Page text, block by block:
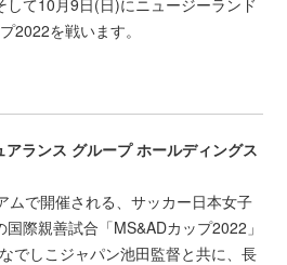
て10月9日(日)にニュージーランド
2022を戦います。
ランス グループ ホールディングス
ムで開催される、サッカー日本女子
際親善試合「MS&ADカップ2022」
でしこジャパン池田監督と共に、長